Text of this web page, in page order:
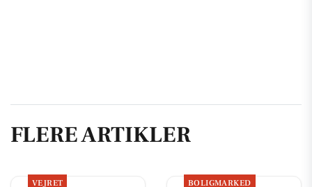
FLERE ARTIKLER
VEJRET BOLIGMARKED